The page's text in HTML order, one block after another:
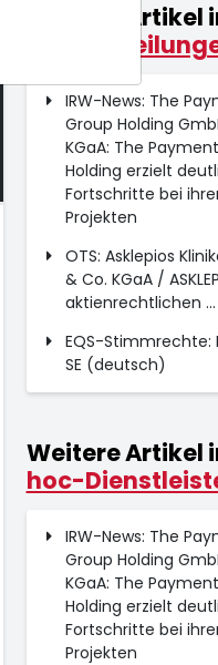
Weitere Artikel
hoc-
IRW-News: The
Group Holding
KGaA: The
Holding erzielt
Fortschritte bei
Projekten
OTS: Asklepios
& Co. KGaA /
aktienrechtlichen ...
EQS-Stimmrechte:
SE (deutsch)
Weitere Artikel
hoc-
IRW-News: The
Group Holding
KGaA: The
Holding erzielt
Fortschritte bei
Projekten